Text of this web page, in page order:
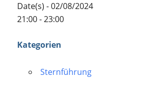
Date(s) - 02/08/2024
21:00 - 23:00
Kategorien
Sternführung